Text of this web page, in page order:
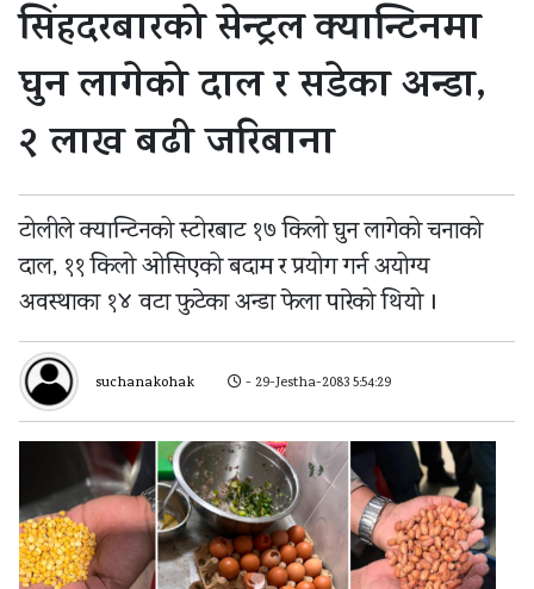
सिंहदरबारको सेन्ट्रल क्यान्टिनमा
घुन लागेको दाल र सडेका अन्डा,
२ लाख बढी जरिबाना
टोलीले क्यान्टिनको स्टोरबाट १७ किलो घुन लागेको चनाको
दाल, ११ किलो ओसिएको बदाम र प्रयोग गर्न अयोग्य
अवस्थाका १४ वटा फुटेका अन्डा फेला पारेको थियो ।
suchanakohak - 29-Jestha-2083 5:54:29